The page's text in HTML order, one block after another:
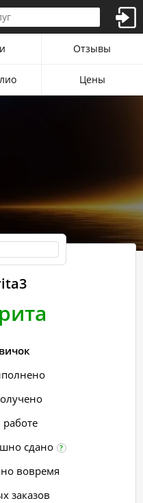
работе
сдано ?
вовремя
заказов
Отзывы
Цены